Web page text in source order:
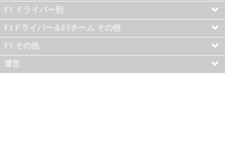
F1 ドライバー別
F1ドライバー＆F1チーム その他
F1 その他
運営